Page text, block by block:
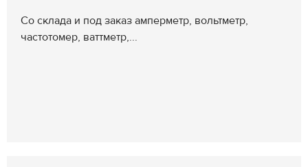
Со склада и под заказ амперметр, вольтметр,
частотомер, ваттметр,...